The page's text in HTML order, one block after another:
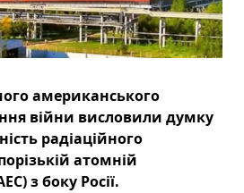
американського
війни висловили думку
радіаційного
атомній
з боку Росії.